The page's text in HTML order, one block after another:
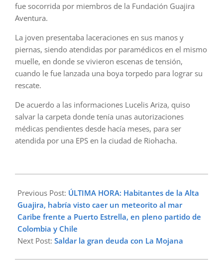
fue socorrida por miembros de la Fundación Guajira
Aventura.
La joven presentaba laceraciones en sus manos y
piernas, siendo atendidas por paramédicos en el mismo
muelle, en donde se vivieron escenas de tensión,
cuando le fue lanzada una boya torpedo para lograr su
rescate.
De acuerdo a las informaciones Lucelis Ariza, quiso
salvar la carpeta donde tenía unas autorizaciones
médicas pendientes desde hacía meses, para ser
atendida por una EPS en la ciudad de Riohacha.
09-
13
Previous Post: ÚLTIMA HORA: Habitantes de la Alta
Guajira, habría visto caer un meteorito al mar
Caribe frente a Puerto Estrella, en pleno partido de
Colombia y Chile
Next Post: Saldar la gran deuda con La Mojana